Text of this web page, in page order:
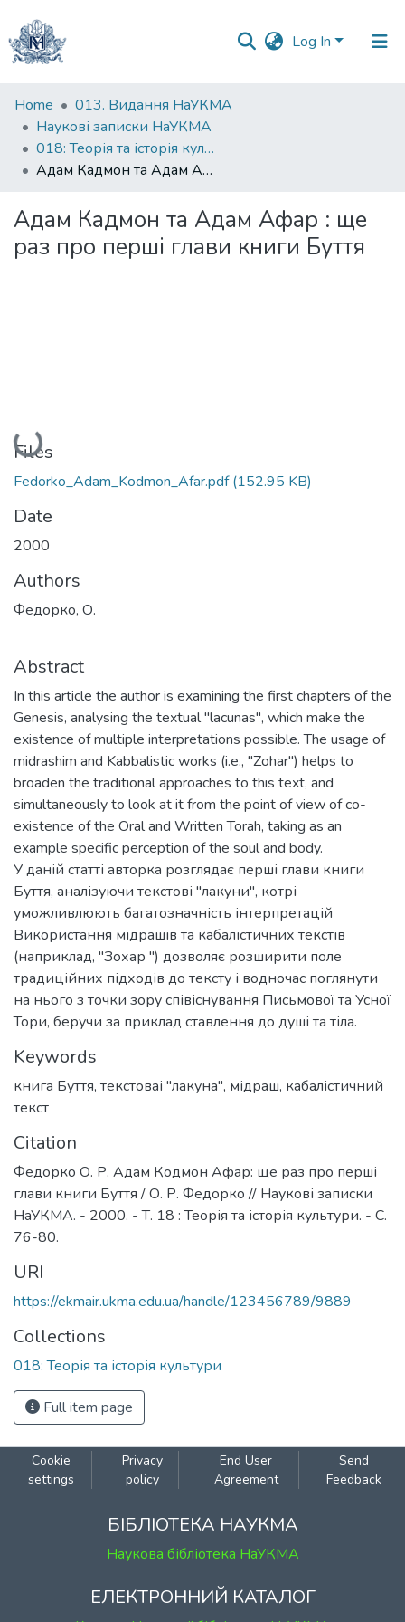
Log In
Communities
&
Collections
All of DSpace
Statistics
Home
013. Видання НаУКМА
Наукові записки НаУКМА
018: Теорія та історія культури
Адам Кадмон та Адам Афар : ще раз про перші глави книги Буття
Адам Кадмон та Адам Афар : ще
раз про перші глави книги Буття
Loading...
Files
Fedorko_Adam_Kodmon_Afar.pdf(152.95 KB)
Date
2000
Authors
Федорко, О.
Abstract
In this article the author is examining the first chapters of the
Genesis, analysing the textual "lacunas", which make the
existence of multiple interpretations possible. The usage of
midrashim and Kabbalistic works (i.e., "Zohar") helps to
broaden the traditional approaches to this text, and
simultaneously to look at it from the point of view of co-
existence of the Oral and Written Torah, taking as an
example specific perception of the soul and body.
У даній статті авторка розглядає перші глави книги
Буття, аналізуючи текстові "лакуни", котрі
уможливлюють багатозначність інтерпретацій
Використання мідрашів та кабалістичних текстів
(наприклад, "Зохар ") дозволяє розширити поле
традиційних підходів до тексту і водночас поглянути
на нього з точки зору співіснування Письмової та Усної
Тори, беручи за приклад ставлення до душі та тіла.
Keywords
книга Буття, текстоваі "лакуна", мідраш, кабалістичний
текст
Citation
Федорко О. Р. Адам Кодмон Афар: ще раз про перші
глави книги Буття / О. Р. Федорко // Наукові записки
НаУКМА. - 2000. - Т. 18 : Теорія та історія культури. - С.
76-80.
URI
https://ekmair.ukma.edu.ua/handle/123456789/9889
Collections
018: Теорія та історія культури
Full item page
Cookie
settings
Privacy
policy
End User
Agreement
Send
Feedback
БІБЛІОТЕКА НАУКМА
Наукова бібліотека НаУКМА
ЕЛЕКТРОННИЙ КАТАЛОГ